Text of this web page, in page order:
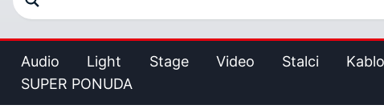
Audio Light Stage Video Stalci
SUPER PONUDA